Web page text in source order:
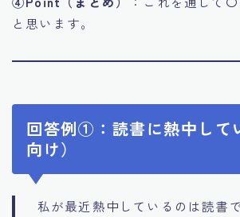
と思います。
回答例①：読書に熱中して
向け）
私が最近熱中しているのは読書で